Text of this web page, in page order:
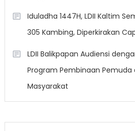
Iduladha 1447H, LDII Kaltim
305 Kambing, Diperkirakan
LDII Balikpapan Audiensi
Program Pembinaan Pemuda
Masyarakat